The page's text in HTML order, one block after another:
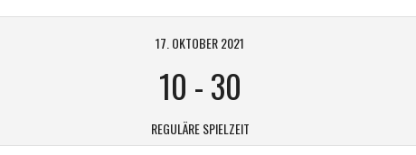
17. OKTOBER 2021
10 -30
REGULÄRE SPIELZEIT